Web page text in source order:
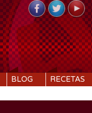
BLOG RECETAS